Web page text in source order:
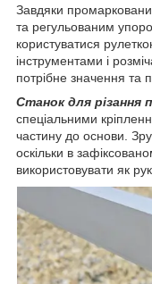
Завдяки
та регульованим
користуватися
інструментами і
потрібне значення та
Станок для різання
спеціальними
частину до основи.
оскільки в
використовувати як